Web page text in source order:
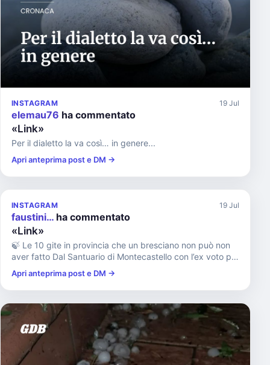
INSTAGRAM 19 Jul
elemau76 ha commentato
«Link»
Per il dialetto la va così… in genere...
Apri anteprima post e DM →
INSTAGRAM 19 Jul
faustini… ha commentato
«Link»
🍃 Le 10 gite in provincia che un bresciano non può non
aver fatto Dal Santuario di Montecastello con l’ex voto più
gran...
Apri anteprima post e DM →